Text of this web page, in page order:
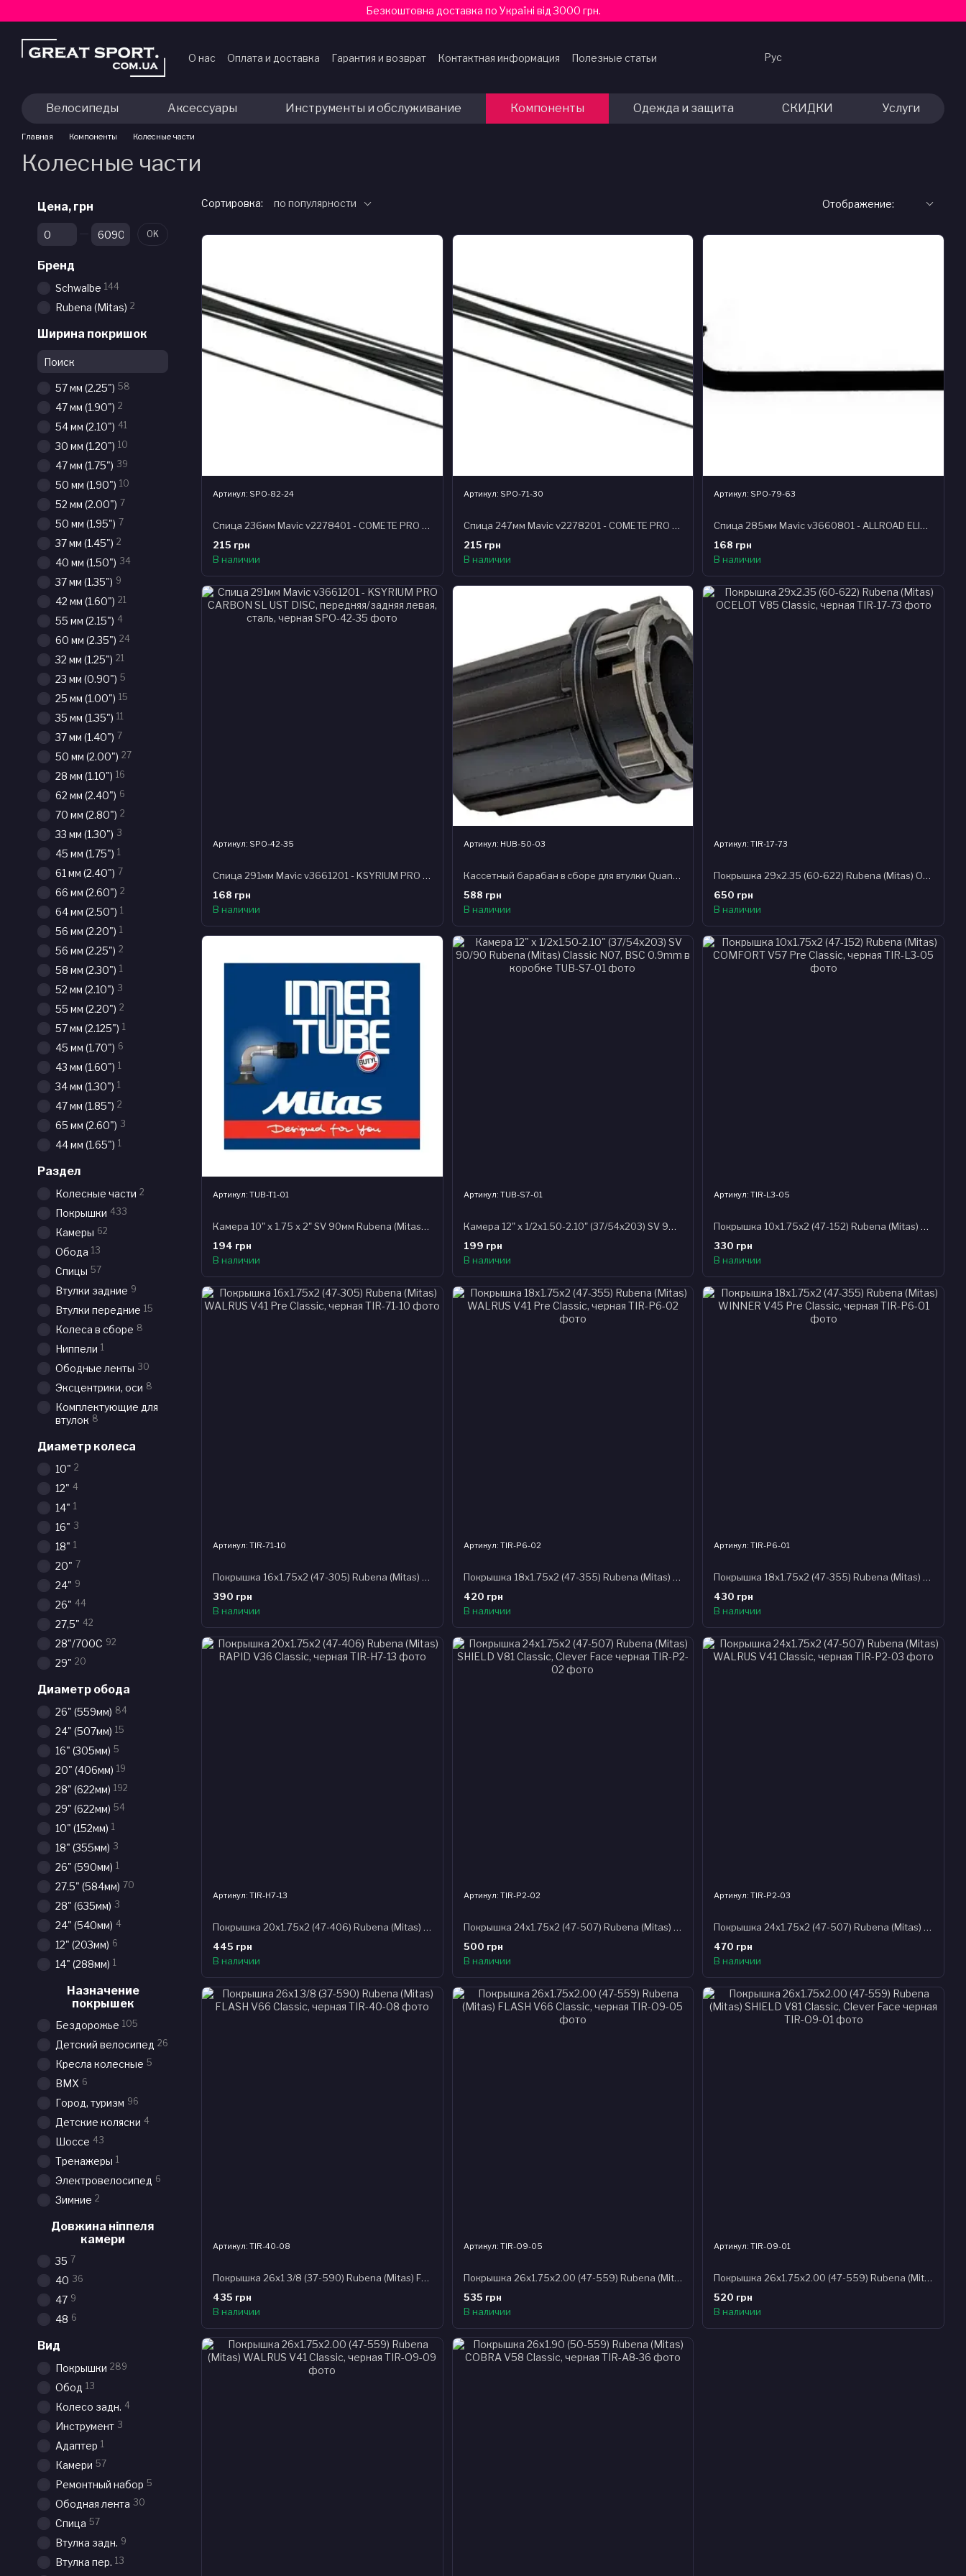
Безкоштовна доставка по Україні від 3000 грн.
О нас Оплата и доставка Гарантия и возврат Контактная информация
Полезные статьи
Рус
Велосипеды Аксессуары Инструменты и обслуживание Компоненты Одежда и защита СКИДКИ Услуги
Главная Компоненты Колесные части
Колесные части
Сортировка: по популярности Отображение:
Артикул: SPO-82-24
Спица 236мм Mavic v2278401 - COMETE PRO CARBON SLT & UST, задняя правая, сталь, черная
215 грн
В наличии
Артикул: SPO-71-30
Спица 247мм Mavic v2278201 - COMETE PRO CARBON SL T & UST, передняя, сталь, черная
215 грн
В наличии
Артикул: SPO-79-63
Спица 285мм Mavic v3660801 - ALLROAD ELITE UST, передняя, сталь, черная
168 грн
В наличии
Артикул: SPO-42-35
Спица 291мм Mavic v3661201 - KSYRIUM PRO CARBON SL UST DISC, передняя/задняя левая, сталь, черная
168 грн
В наличии
Артикул: HUB-50-03
Кассетный барабан в сборе для втулки Quando KT-ME6R (Pride Rocx Tour 2019)
588 грн
В наличии
Артикул: TIR-17-73
Покрышка 29x2.35 (60-622) Rubena (Mitas) OCELOT V85 Classic, черная
650 грн
В наличии
Артикул: TUB-T1-01
Камера 10" x 1.75 x 2" SV 90мм Rubena (Mitas) Classic R07, BSC 0.9mm в коробке
194 грн
В наличии
Артикул: TUB-S7-01
Камера 12" x 1/2х1.50-2.10" (37/54x203) SV 90/90 Rubena (Mitas) Classic N07, BSC 0.9mm в коробке
199 грн
В наличии
Артикул: TIR-L3-05
Покрышка 10x1.75x2 (47-152) Rubena (Mitas) COMFORT V57 Pre Classic, черная
330 грн
В наличии
Артикул: TIR-71-10
Покрышка 16x1.75x2 (47-305) Rubena (Mitas) WALRUS V41 Pre Classic, черная
390 грн
В наличии
Артикул: TIR-P6-02
Покрышка 18x1.75x2 (47-355) Rubena (Mitas) WALRUS V41 Pre Classic, черная
420 грн
В наличии
Артикул: TIR-P6-01
Покрышка 18x1.75x2 (47-355) Rubena (Mitas) WINNER V45 Pre Classic, черная
430 грн
В наличии
Артикул: TIR-H7-13
Покрышка 20x1.75x2 (47-406) Rubena (Mitas) RAPID V36 Classic, черная
445 грн
В наличии
Артикул: TIR-P2-02
Покрышка 24x1.75x2 (47-507) Rubena (Mitas) SHIELD V81 Classic, Clever Face черная
500 грн
В наличии
Артикул: TIR-P2-03
Покрышка 24x1.75x2 (47-507) Rubena (Mitas) WALRUS V41 Classic, черная
470 грн
В наличии
Артикул: TIR-40-08
Покрышка 26x1 3/8 (37-590) Rubena (Mitas) FLASH V66 Classic, черная
435 грн
В наличии
Артикул: TIR-O9-05
Покрышка 26x1.75x2.00 (47-559) Rubena (Mitas) FLASH V66 Classic, черная
535 грн
В наличии
Артикул: TIR-O9-01
Покрышка 26x1.75x2.00 (47-559) Rubena (Mitas) SHIELD V81 Classic, Clever Face черная
520 грн
В наличии
Цена, грн
От Цена, грн
До Цена, грн OK
Бренд
Schwalbe 144
Rubena (Mitas) 2
Ширина покришок
57 мм (2.25") 58
47 мм (1.90") 2
54 мм (2.10") 41
30 мм (1.20") 10
47 мм (1.75") 39
50 мм (1.90") 10
52 мм (2.00") 7
50 мм (1.95") 7
37 мм (1.45") 2
40 мм (1.50") 34
37 мм (1.35") 9
42 мм (1.60") 21
55 мм (2.15") 4
60 мм (2.35") 24
32 мм (1.25") 21
23 мм (0.90") 5
25 мм (1.00") 15
35 мм (1.35") 11
37 мм (1.40") 7
50 мм (2.00") 27
28 мм (1.10") 16
62 мм (2.40") 6
70 мм (2.80") 2
33 мм (1.30") 3
45 мм (1.75") 1
61 мм (2.40") 7
66 мм (2.60") 2
64 мм (2.50") 1
56 мм (2.20") 1
56 мм (2.25") 2
58 мм (2.30") 1
52 мм (2.10") 3
55 мм (2.20") 2
57 мм (2.125") 1
45 мм (1.70") 6
43 мм (1.60") 1
34 мм (1.30") 1
47 мм (1.85") 2
65 мм (2.60") 3
44 мм (1.65") 1
Раздел
Колесные части 2
Покрышки 433
Камеры 62
Обода 13
Спицы 57
Втулки задние 9
Втулки передние 15
Колеса в сборе 8
Ниппели 1
Ободные ленты 30
Эксцентрики, оси 8
Комплектующие для
втулок 8
Диаметр колеса
10" 2
12" 4
14" 1
16" 3
18" 1
20" 7
24" 9
26" 44
27,5" 42
28"/700С 92
29" 20
Диаметр обода
26" (559мм) 84
24" (507мм) 15
16" (305мм) 5
20" (406мм) 19
28" (622мм) 192
29" (622мм) 54
10" (152мм) 1
18" (355мм) 3
26" (590мм) 1
27.5" (584мм) 70
28" (635мм) 3
24" (540мм) 4
12" (203мм) 6
14" (288мм) 1
Назначение
покрышек
Бездорожье 105
Детский велосипед 26
Кресла колесные 5
BMX 6
Город, туризм 96
Детские коляски 4
Шоссе 43
Тренажеры 1
Электровелосипед 6
Зимние 2
Довжина ніппеля
камери
35 7
40 36
47 9
48 6
Вид
Покрышки 289
Обод 13
Колесо задн. 4
Инструмент 3
Адаптер 1
Камери 57
Ремонтный набор 5
Ободная лента 30
Спица 57
Втулка задн. 9
Втулка пер. 13